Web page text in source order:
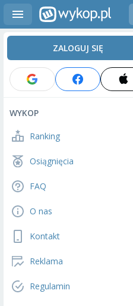
ZALOGUJ SIĘ
WYKOP
Ranking
Osiągnięcia
FAQ
O nas
Kontakt
Reklama
Regulamin